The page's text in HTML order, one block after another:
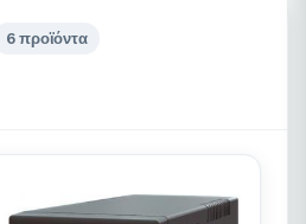
6 προϊόντα